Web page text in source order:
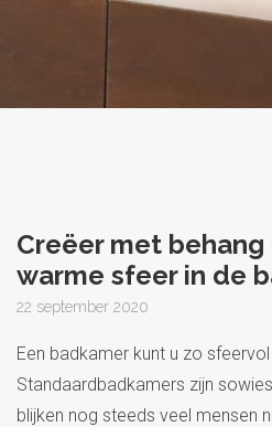
Creëer met
warme sfeer in de
22 september 2020
Een badkamer kunt u zo
Standaardbadkamers zijn
blijken nog steeds veel mensen